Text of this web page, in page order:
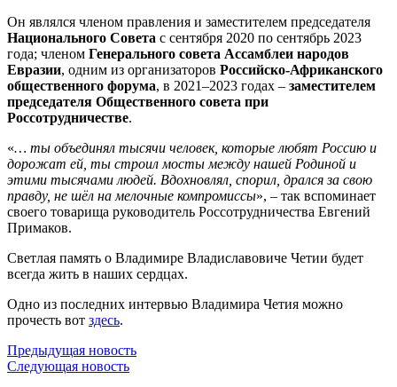
Он являлся членом правления и заместителем председателя
Национального Совета с сентября 2020 по сентябрь 2023
года; членом Генерального совета Ассамблеи народов
Евразии, одним из организаторов Российско-Африканского
общественного форума, в 2021–2023 годах – заместителем
председателя Общественного совета при
Россотрудничестве.
«… ты объединял тысячи человек, которые любят Россию и
дорожат ей, ты строил мосты между нашей Родиной и
этими тысячами людей. Вдохновлял, спорил, дрался за свою
правду, не шёл на мелочные компромиссы», – так вспоминает
своего товарища руководитель Россотрудничества Евгений
Примаков.
Светлая память о Владимире Владиславовиче Четии будет
всегда жить в наших сердцах.
Одно из последних интервью Владимира Четия можно
прочесть вот здесь.
Предыдущая новость
Следующая новость